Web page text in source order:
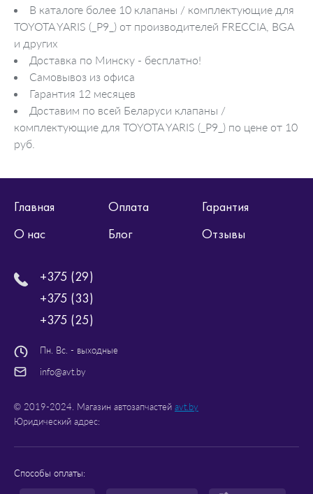
В каталоге более 10 клапаны / комплектующие для
TOYOTA YARIS (_P9_) от производителей FRECCIA, BGA
и других
Доставка по Минску - бесплатно!
Самовывоз из офиса
Гарантия 12 месяцев
Доставим по всей Беларуси клапаны /
комплектующие для TOYOTA YARIS (_P9_) по цене от 10
руб.
Главная Оплата
Гарантия
О нас
Блог Отзывы
+375 (29)
+375 (33)
+375 (25)
Пн. Вс. - выходные
info@avt.by
© 2019-2024. Магазин автозапчастей avt.by
Юридический адрес:
Способы оплаты: